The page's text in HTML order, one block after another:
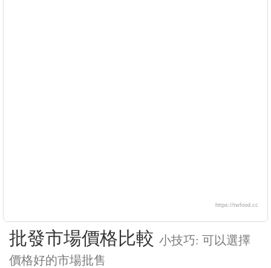
https://twfood.cc
批發市場價格比較 小技巧: 可以選擇
價格好的市場批售